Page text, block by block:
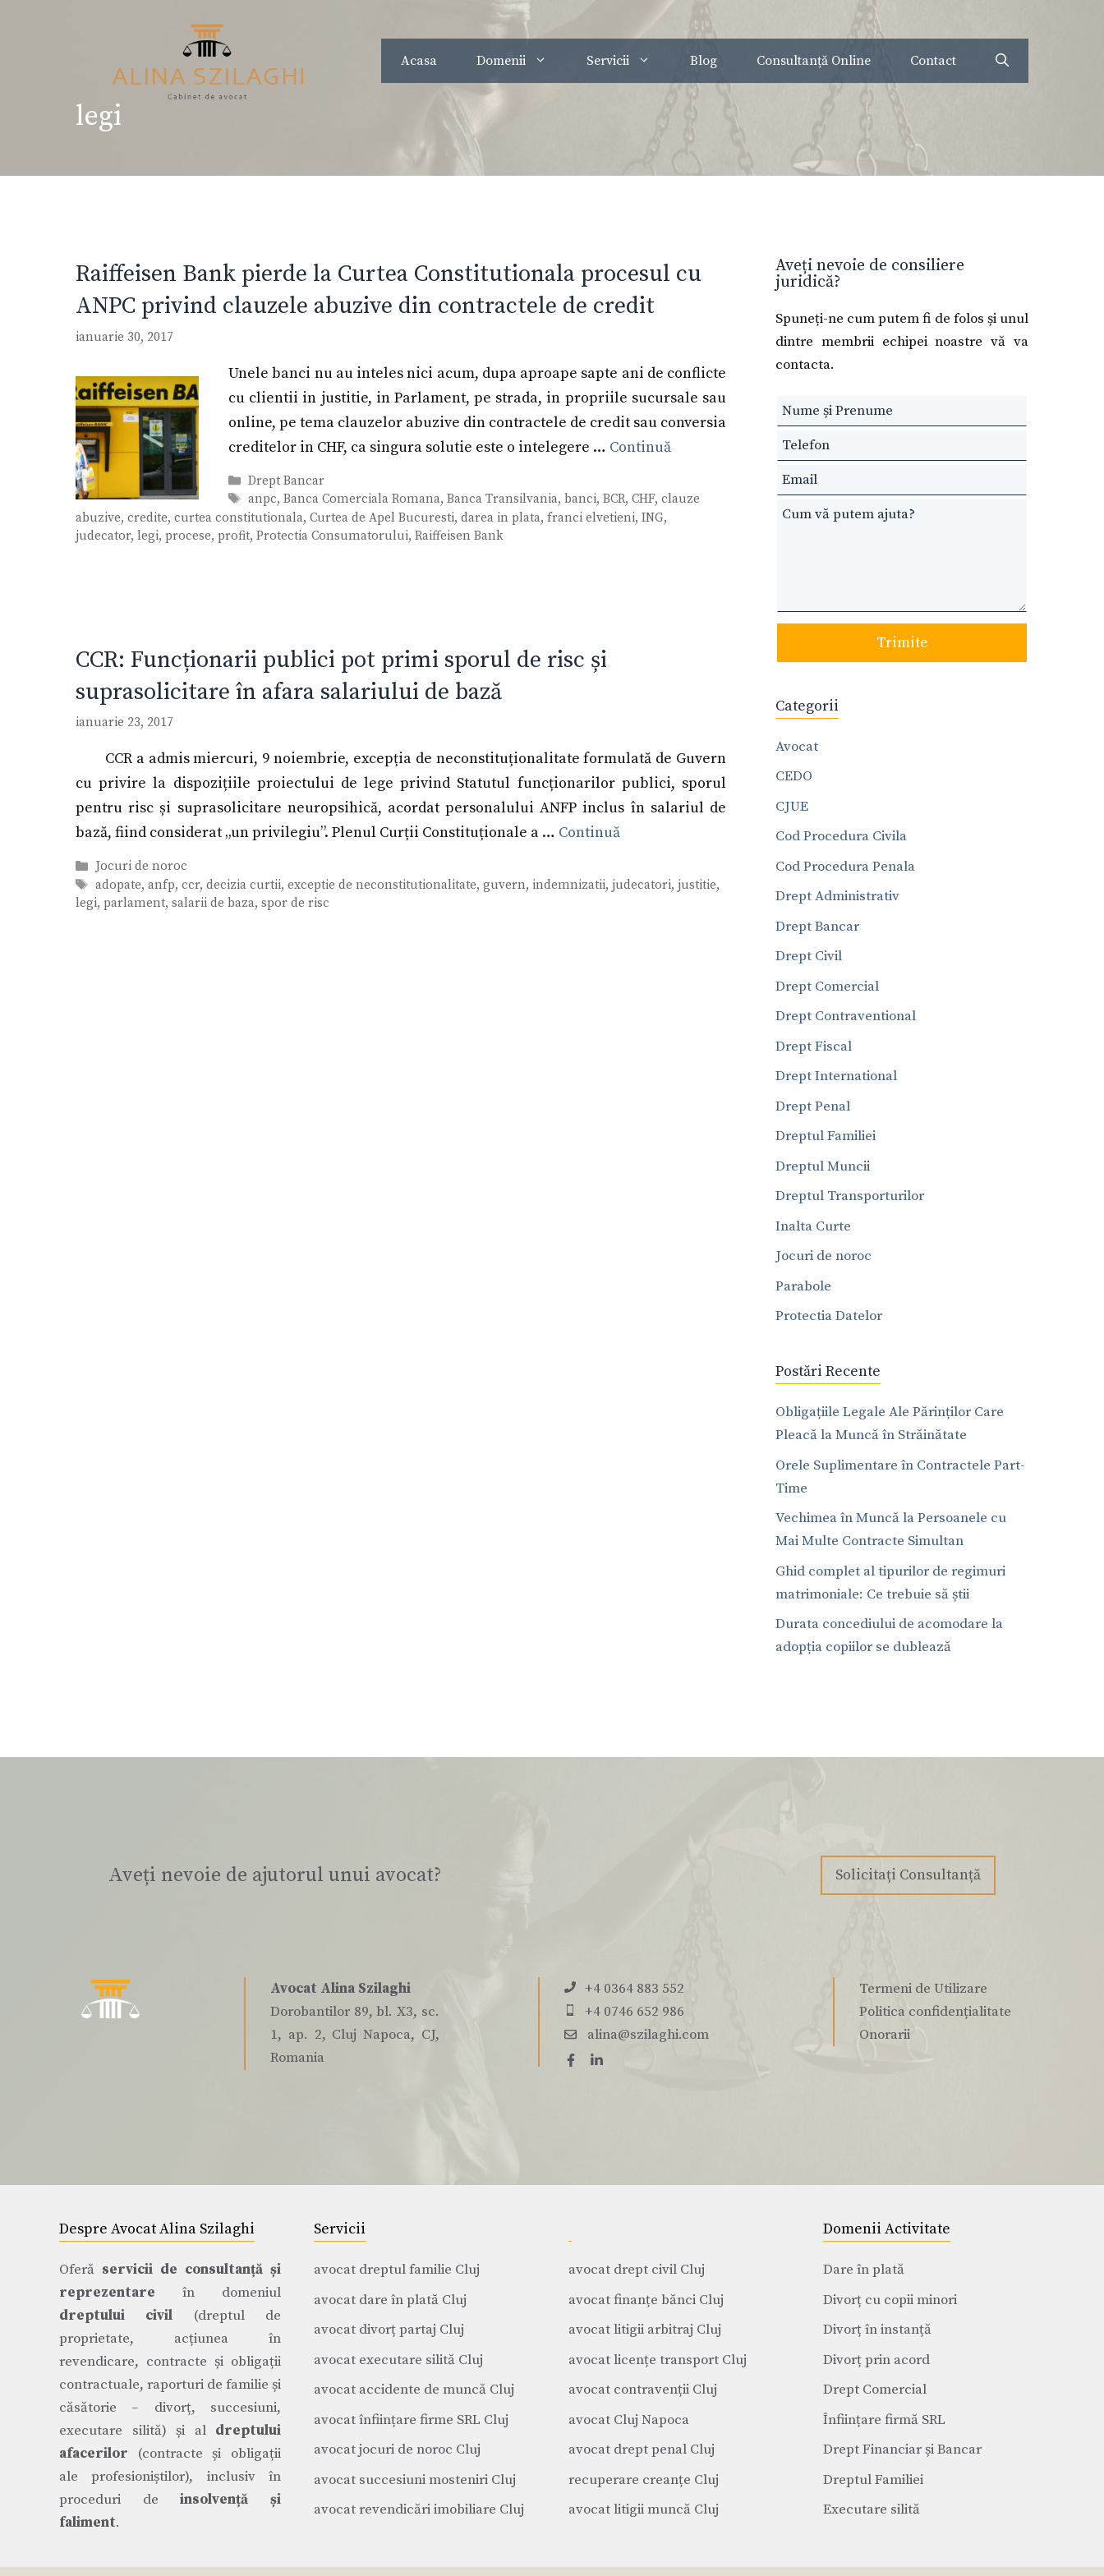
Acasa Domenii Servicii Blog Consultanță Online Contact
legi
Raiffeisen Bank pierde la Curtea Constitutionala procesul cu
ANPC privind clauzele abuzive din contractele de credit
ianuarie 30, 2017
Unele banci nu au inteles nici acum, dupa aproape sapte ani de conflicte
cu clientii in justitie, in Parlament, pe strada, in propriile sucursale sau
online, pe tema clauzelor abuzive din contractele de credit sau conversia
creditelor in CHF, ca singura solutie este o intelegere … Continuă
Categorii
Drept Bancar
Etichete
anpc,Banca Comerciala Romana,Banca Transilvania,banci,BCR,CHF,clauze
abuzive, credite, curtea constitutionala, Curtea de Apel Bucuresti, darea in plata, franci elvetieni, ING,
judecator, legi, procese, profit, Protectia Consumatorului, Raiffeisen Bank
CCR: Funcționarii publici pot primi sporul de risc și
suprasolicitare în afara salariului de bază
ianuarie 23, 2017
CCR a admis miercuri, 9 noiembrie, excepția de neconstituționalitate formulată de Guvern
cu privire la dispozițiile proiectului de lege privind Statutul funcționarilor publici, sporul
pentru risc și suprasolicitare neuropsihică, acordat personalului ANFP inclus în salariul de
bază, fiind considerat „un privilegiu”. Plenul Curții Constituționale a … Continuă
Categorii
Jocuri de noroc
Etichete
adopate,anfp,ccr,decizia curtii,exceptie de neconstitutionalitate,guvern, indemnizatii, judecatori, justitie,
legi, parlament, salarii de baza, spor de risc
Aveți nevoie de consiliere
juridică?
Spuneți-ne cum putem fi de folos și unul
dintre membrii echipei noastre vă va
contacta.
Leave
this
field
blank
Trimite
Categorii
Avocat
CEDO
CJUE
Cod Procedura Civila
Cod Procedura Penala
Drept Administrativ
Drept Bancar
Drept Civil
Drept Comercial
Drept Contraventional
Drept Fiscal
Drept International
Drept Penal
Dreptul Familiei
Dreptul Muncii
Dreptul Transporturilor
Inalta Curte
Jocuri de noroc
Parabole
Protectia Datelor
Postări Recente
Obligațiile Legale Ale Părinților Care
Pleacă la Muncă în Străinătate
Orele Suplimentare în Contractele Part-
Time
Vechimea în Muncă la Persoanele cu
Mai Multe Contracte Simultan
Ghid complet al tipurilor de regimuri
matrimoniale: Ce trebuie să știi
Durata concediului de acomodare la
adopția copiilor se dublează
Aveți nevoie de ajutorul unui avocat? Solicitați Consultanță
Avocat Alina Szilaghi
Dorobantilor 89, bl. X3, sc.
1, ap. 2, Cluj Napoca, CJ,
Romania
+4 0364 883 552
+4 0746 652 986
alina@szilaghi.com
Termeni de Utilizare
Politica confidențialitate
Onorarii
Despre Avocat Alina Szilaghi
Oferă servicii de consultanță și
reprezentare în domeniul
dreptului civil (dreptul de
proprietate, acțiunea în
revendicare, contracte și obligații
contractuale, raporturi de familie și
căsătorie – divorț, succesiuni,
executare silită) și al dreptului
afacerilor (contracte și obligații
ale profesioniștilor), inclusiv în
proceduri deinsolvență și
faliment.
Servicii
avocat dreptul familie Cluj
avocat dare în plată Cluj
avocat divorț partaj Cluj
avocat executare silită Cluj
avocat accidente de muncă Cluj
avocat înființare firme SRL Cluj
avocat jocuri de noroc Cluj
avocat succesiuni mosteniri Cluj
avocat revendicări imobiliare Cluj
avocat drept civil Cluj
avocat finanțe bănci Cluj
avocat litigii arbitraj Cluj
avocat licențe transport Cluj
avocat contravenții Cluj
avocat Cluj Napoca
avocat drept penal Cluj
recuperare creanțe Cluj
avocat litigii muncă Cluj
Domenii Activitate
Dare în plată
Divorț cu copii minori
Divorț în instanță
Divorț prin acord
Drept Comercial
Înființare firmă SRL
Drept Financiar și Bancar
Dreptul Familiei
Executare silită